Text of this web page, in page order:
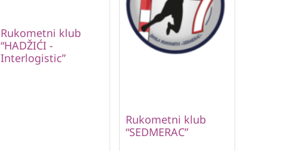
Rukometni klub
“HADŽIĆI -
Interlogistic”
Rukometni klub
“SEDMERAC”